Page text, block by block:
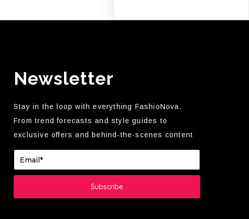
Newsletter
Stay in the loop with everything FashioNova.
From trend forecasts and style guides to
exclusive offers and behind-the-scenes content
Subscribe